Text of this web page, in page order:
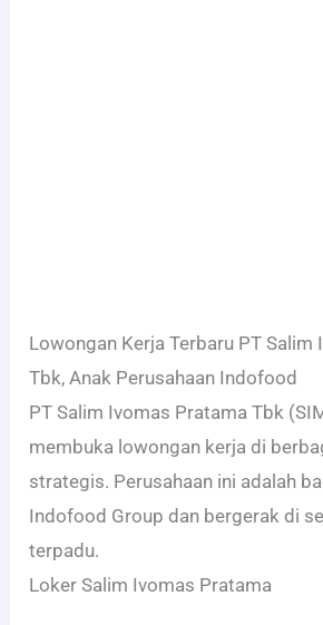
Lowongan Kerja Terbaru PT Salim
Tbk, Anak Perusahaan Indofood
PT Salim Ivomas Pratama Tbk
membuka lowongan kerja di
strategis. Perusahaan ini adalah
Indofood Group dan bergerak di
terpadu.
Loker Salim Ivomas Pratama